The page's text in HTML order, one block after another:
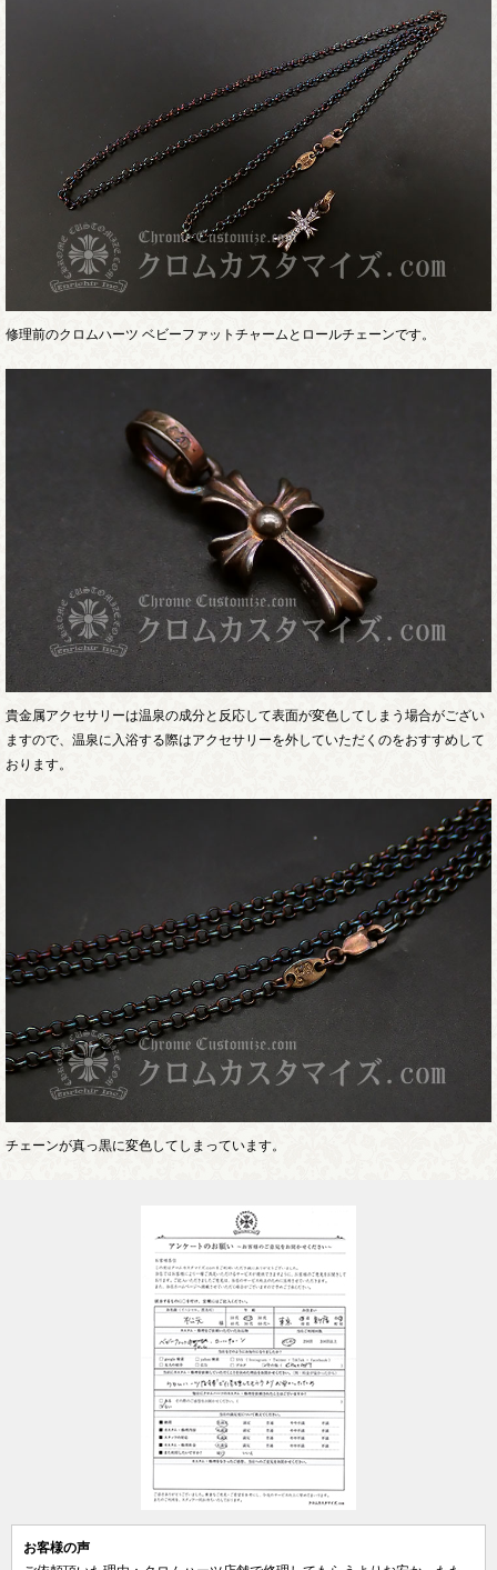
修理前のクロムハーツ ベビーファットチャームとロールチェーンです。
貴金属アクセサリーは温泉の成分と反応して表面が変色してしまう場合がござい
ますので、温泉に入浴する際はアクセサリーを外していただくのをおすすめして
おります。
チェーンが真っ黒に変色してしまっています。
お客様の声